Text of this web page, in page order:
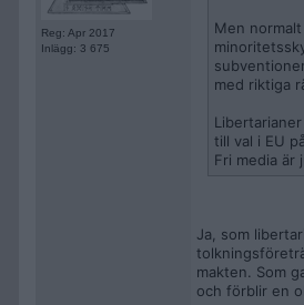
Reg: Apr 2017
Inlägg: 3 675
Men
med riktiga
till val i EU
Fri media är
Ja, som
makten. Som
och förblir en